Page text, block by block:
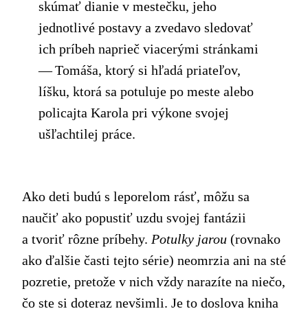
skúmať dianie v mestečku, jeho
jednotlivé postavy a zvedavo sledovať
ich príbeh naprieč viacerými stránkami
— Tomáša, ktorý si hľadá priateľov,
líšku, ktorá sa potuluje po meste alebo
policajta Karola pri výkone svojej
ušľachtilej práce.
Ako deti budú s leporelom rásť, môžu sa
naučiť ako popustiť uzdu svojej fantázii
a tvoriť rôzne príbehy. Potulky jarou (rovnako
ako ďalšie časti tejto série) neomrzia ani na sté
pozretie, pretože v nich vždy narazíte na niečo,
čo ste si doteraz nevšimli. Je to doslova kniha